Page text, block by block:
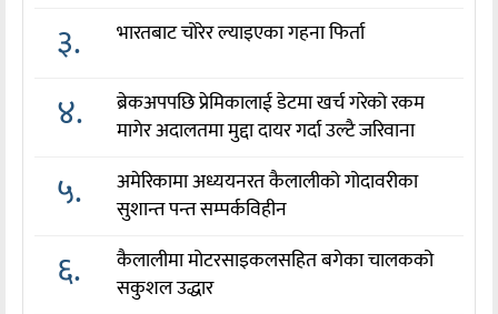
३. भारतबाट चोरेर ल्याइएका गहना फिर्ता
४.
ब्रेकअपपछि प्रेमिकालाई डेटमा खर्च गरेको रकम
मागेर अदालतमा मुद्दा दायर गर्दा उल्टै जरिवाना
५.
अमेरिकामा अध्ययनरत कैलालीको गोदावरीका
सुशान्त पन्त सम्पर्कविहीन
६.
कैलालीमा मोटरसाइकलसहित बगेका चालकको
सकुशल उद्धार